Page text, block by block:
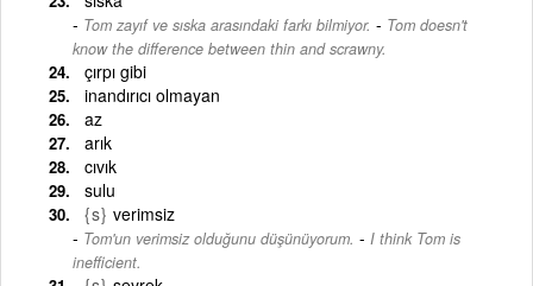
Tom zayıf ve sıska arasındaki farkı bilmiyor. - Tom doesn't
know the difference between thin and scrawny.
çırpı gibi
inandırıcı olmayan
az
arık
cıvık
sulu
{s} verimsiz
Tom'un verimsiz olduğunu düşünüyorum. - I think Tom is
inefficient.